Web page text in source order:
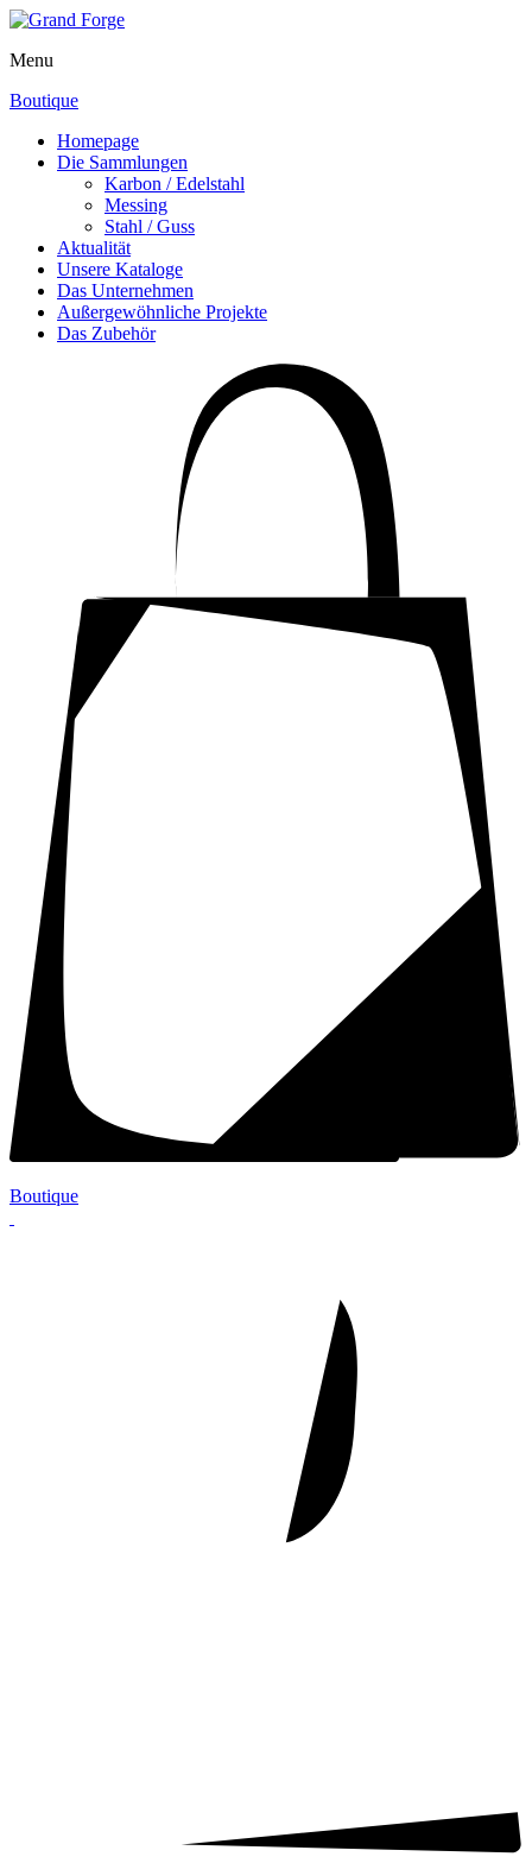
Menu
Boutique
Homepage
Die Sammlungen
Karbon / Edelstahl
Messing
Stahl / Guss
Aktualität
Unsere Kataloge
Das Unternehmen
Außergewöhnliche Projekte
Das Zubehör
Boutique